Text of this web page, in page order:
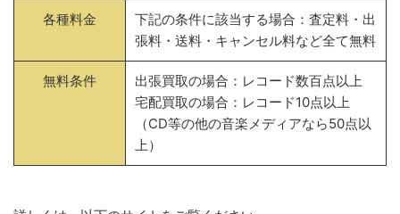
各種料金
下記の条件に該当する場合：査定料・出
張料・送料・キャンセル料など全て無料
無料条件
出張買取の場合：レコード数百点以上
宅配買取の場合：レコード10点以上
（CD等の他の音楽メディアなら50点以
上）